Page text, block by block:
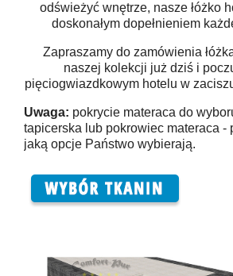
odświeżyć wnętrze, nasze łóżko
doskonałym dopełnieniem
Zapraszamy do zamówienia
naszej kolekcji już dziś i
pięciogwiazdkowym hotelu w
Uwaga: pokrycie materaca do
tapicerska lub pokrowiec materaca -
jaką opcje Państwo wybierają.